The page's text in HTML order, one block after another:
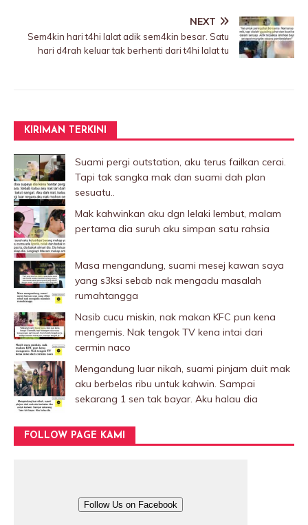
NEXT
Sem4kin hari t4hi lalat adik sem4kin besar. Satu
hari d4rah keluar tak berhenti dari t4hi lalat tu
KIRIMAN TERKINI
Suami pergi outstation, aku terus failkan cerai.
Tapi tak sangka mak dan suami dah plan
sesuatu..
Mak kahwinkan aku dgn lelaki Iembut, malam
pertama dia suruh aku simpan satu rahsia
Masa mengandung, suami mesej kawan saya
yang s3ksi sebab nak mengadu masalah
rumahtangga
Nasib cucu miskin, nak makan KFC pun kena
mengemis. Nak tengok TV kena intai dari
cermin naco
Mengandung luar nikah, suami pinjam duit mak
aku berbelas ribu untuk kahwin. Sampai
sekarang 1 sen tak bayar. Aku halau dia
FOLLOW PAGE KAMI
Follow Us on Facebook